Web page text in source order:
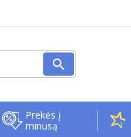
Prekės į
minusą